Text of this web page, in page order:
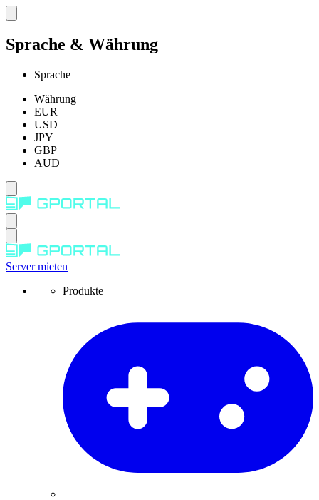
Sprache & Währung
Sprache
Währung
EUR
USD
JPY
GBP
AUD
Server mieten
Produkte